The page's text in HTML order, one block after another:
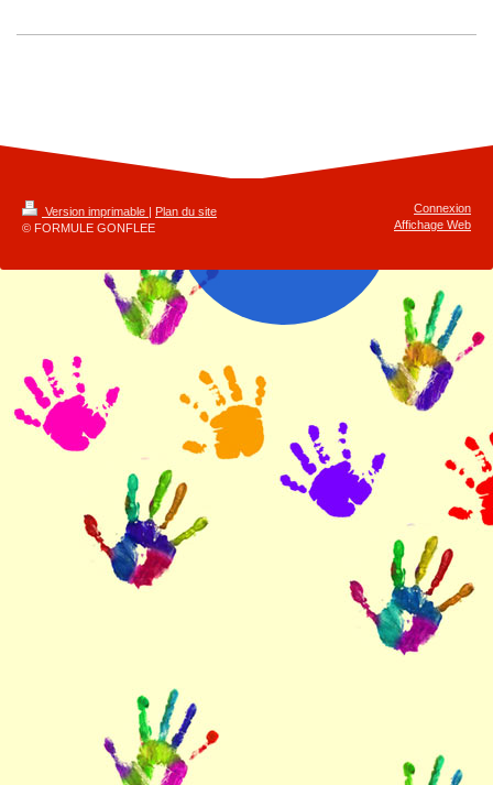
Version imprimable | Plan du site
© FORMULE GONFLEE
Connexion
Affichage Web